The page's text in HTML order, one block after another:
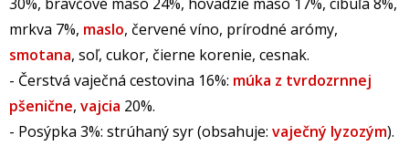
mrkva 7%, maslo, červené víno, prírodné arómy,
smotana, soľ, cukor, čierne korenie, cesnak.
- Čerstvá vaječná cestovina 16%: múka z tvrdozrnnej
pšenične, vajcia 20%.
- Posýpka 3%: strúhaný syr (obsahuje: vaječný lyzozým).